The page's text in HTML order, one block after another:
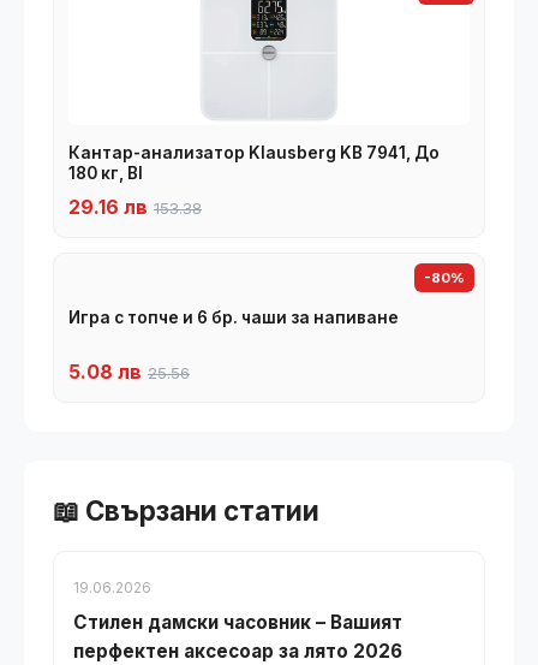
Кантар-анализатор Klausberg KB 7941, До
180 кг, BI
29.16 лв 153.38
-80%
Игра с топче и 6 бр. чаши за напиване
5.08 лв 25.56
📖 Свързани статии
19.06.2026
Стилен дамски часовник – Вашият
перфектен аксесоар за лято 2026